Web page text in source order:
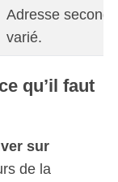
Adresse
varié.
qu’il faut
sur
de la